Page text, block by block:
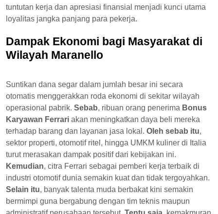
tuntutan kerja dan apresiasi finansial menjadi kunci utama
loyalitas jangka panjang para pekerja.
Dampak Ekonomi bagi Masyarakat di
Wilayah Maranello
Suntikan dana segar dalam jumlah besar ini secara
otomatis menggerakkan roda ekonomi di sekitar wilayah
operasional pabrik. Sebab, ribuan orang penerima Bonus
Karyawan Ferrari akan meningkatkan daya beli mereka
terhadap barang dan layanan jasa lokal. Oleh sebab itu,
sektor properti, otomotif ritel, hingga UMKM kuliner di Italia
turut merasakan dampak positif dari kebijakan ini.
Kemudian, citra Ferrari sebagai pemberi kerja terbaik di
industri otomotif dunia semakin kuat dan tidak tergoyahkan.
Selain itu, banyak talenta muda berbakat kini semakin
bermimpi guna bergabung dengan tim teknis maupun